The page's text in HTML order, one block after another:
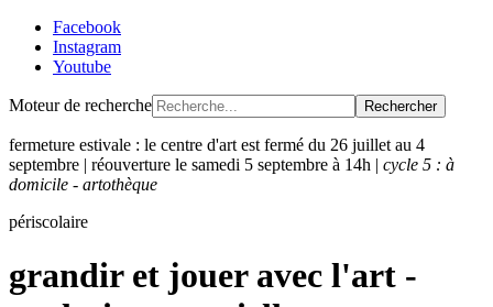
Facebook
Instagram
Youtube
Moteur de recherche Rechercher
fermeture estivale : le centre d'art est fermé du 26 juillet au 4
septembre | réouverture le samedi 5 septembre à 14h | cycle 5 : à
domicile - artothèque
périscolaire
grandir et jouer avec l'art -